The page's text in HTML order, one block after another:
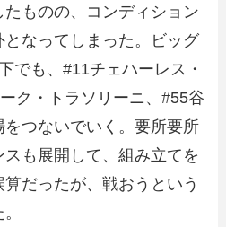
ものの、コンディション
なってしまった。ビッグ
でも、#11チェハーレス・
ク・トラソリーニ、#55谷
つないでいく。要所要所
も展開して、組み立てを
だったが、戦おうという